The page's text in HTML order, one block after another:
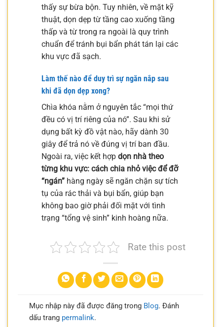
thấy sự bừa bộn. Tuy nhiên, về mặt kỹ
thuật, dọn dẹp từ tầng cao xuống tầng
thấp và từ trong ra ngoài là quy trình
chuẩn để tránh bụi bẩn phát tán lại các
khu vực đã sạch.
Làm thế nào để duy trì sự ngăn nắp sau
khi đã dọn dẹp xong?
Chìa khóa nằm ở nguyên tắc “mọi thứ
đều có vị trí riêng của nó”. Sau khi sử
dụng bất kỳ đồ vật nào, hãy dành 30
giây để trả nó về đúng vị trí ban đầu.
Ngoài ra, việc kết hợp dọn nhà theo
từng khu vực: cách chia nhỏ việc để đỡ
“ngán” hàng ngày sẽ ngăn chặn sự tích
tụ của rác thải và bụi bẩn, giúp bạn
không bao giờ phải đối mặt với tình
trạng “tổng vệ sinh” kinh hoàng nữa.
Rate this post
Mục nhập này đã được đăng trong Blog. Đánh
dấu trang permalink.